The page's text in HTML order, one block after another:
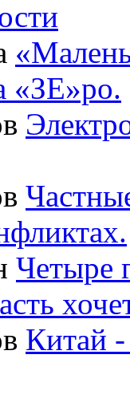
«ЗЕ»ро.
Четыре
Китай